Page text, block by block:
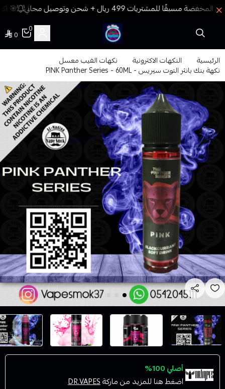
🎯
فيب المدينة
0
0
الرئيسية النكهات الاكترونية نكهات الفيب معسل
نكهة بنك بانثر التوت سيريس - PINK Panther Series - 60ML
أصلي 100%
اضغط هنا للمزيد من ماركةDR.VAPES